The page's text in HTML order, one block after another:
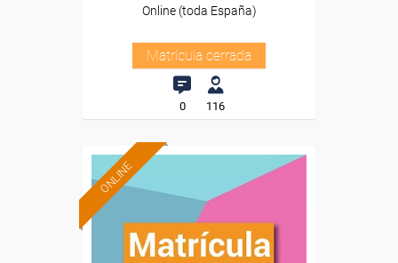
Online (toda España)
Matrícula cerrada
0 116
ONLINE